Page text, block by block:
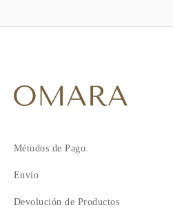
Métodos de Pago
Envío
Devolución de Productos